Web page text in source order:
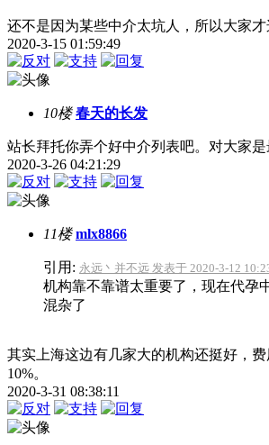
还不是因为某些中介太坑人，所以大家才
2020-3-15 01:59:49
10楼 春天的长发
站长拜托你弄个好中介列表吧。对大家是
2020-3-26 04:21:29
11楼 mlx8866
引用: 永远丶并不远 发表于 2020-3-12
机构靠不靠谱太重要了，现在代孕
混杂了
其实上海这边有几家大的机构还挺好，
10%。
2020-3-31 08:38:11